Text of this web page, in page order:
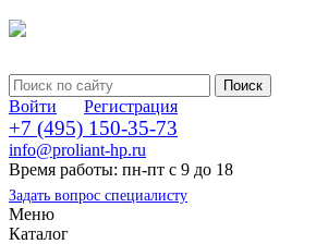
Войти Регистрация
+7 (495) 150-35-73
info@proliant-hp.ru
Время работы: пн-пт с 9 до 18
Задать вопрос специалисту
Меню
Каталог